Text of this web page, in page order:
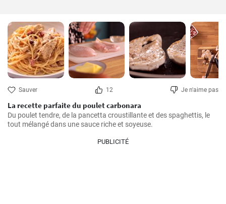
Sauver 12 Je n'aime pas
La recette parfaite du poulet carbonara
Du poulet tendre, de la pancetta croustillante et des spaghettis, le
tout mélangé dans une sauce riche et soyeuse.
PUBLICITÉ